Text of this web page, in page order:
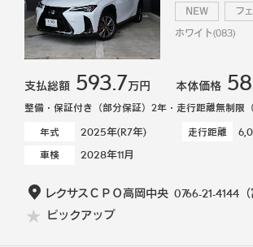
NEW フ
ホワイト(083)
支払総額 593.7万円 本体価格
整備・保証付き（部分保証）2年・走行距離無制限
年式
2025年(R7年) 走行距離
車検 2028年11月
レクサスＣＰＯ高岡中央 0766-21-4144（
ピックアップ